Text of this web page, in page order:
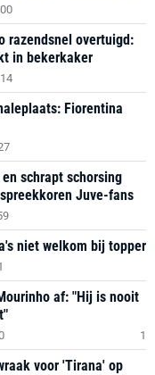
razendsnel overtuigd:
in bekerkaker
Fiorentina
schrapt schorsing
Juve-fans
niet welkom bij topper
af: "Hij is nooit
1
voor 'Tirana' op